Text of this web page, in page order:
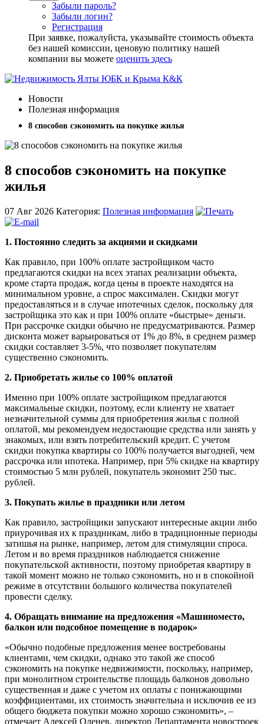
Забыли пароль?
Забыли логин?
Регистрация
При заявке, пожалуйста, указывайте стоимость объекта
без нашей комиссии, ценовую политику нашей
компании вы можете оценить здесь
Новости
Полезная информация
8 способов сэкономить на покупке жилья
8 способов сэкономить на покупке
жилья
07 Авг 2026 Категория: Полезная информация
1. Постоянно следить за акциями и скидками
Как правило, при 100% оплате застройщиком часто
предлагаются скидки на всех этапах реализации объекта,
кроме старта продаж, когда цены в проекте находятся на
минимальном уровне, а спрос максимален. Скидки могут
предоставляться и в случае ипотечных сделок, поскольку для
застройщика это как и при 100% оплате «быстрые» деньги.
При рассрочке скидки обычно не предусматриваются. Размер
дисконта может варьироваться от 1% до 8%, в среднем размер
скидки составляет 3-5%, что позволяет покупателям
существенно сэкономить.
2. Приобретать жилье со 100% оплатой
Именно при 100% оплате застройщиком предлагаются
максимальные скидки, поэтому, если клиенту не хватает
незначительной суммы для приобретения жилья с полной
оплатой, мы рекомендуем недостающие средства или занять у
знакомых, или взять потребительский кредит. С учетом
скидки покупка квартиры со 100% получается выгодней, чем
рассрочка или ипотека. Например, при 5% скидке на квартиру
стоимостью 5 млн рублей, покупатель экономит 250 тыс.
рублей.
3. Покупать жилье в праздники или летом
Как правило, застройщики запускают интересные акции либо
приурочивая их к праздникам, либо в традиционные периоды
затишья на рынке, например, летом для стимуляции спроса.
Летом и во время праздников наблюдается снижение
покупательской активности, поэтому приобретая квартиру в
такой момент можно не только сэкономить, но и в спокойной
режиме в отсутствии большого количества покупателей
провести сделку.
4. Обращать внимание на предложения «Машиноместо,
балкон или подсобное помещение в подарок»
«Обычно подобные предложения менее востребованы
клиентами, чем скидки, однако это такой же способ
сэкономить на покупке недвижимости, поскольку, например,
при монолитном строительстве площадь балконов довольно
существенная и даже с учетом их оплаты с понижающими
коэффициентами, их стоимость значительна и исключив ее из
общего бюджета покупки можно хорошо сэкономить», –
отмечает Алексей Оленев, директор Департамента новостроек